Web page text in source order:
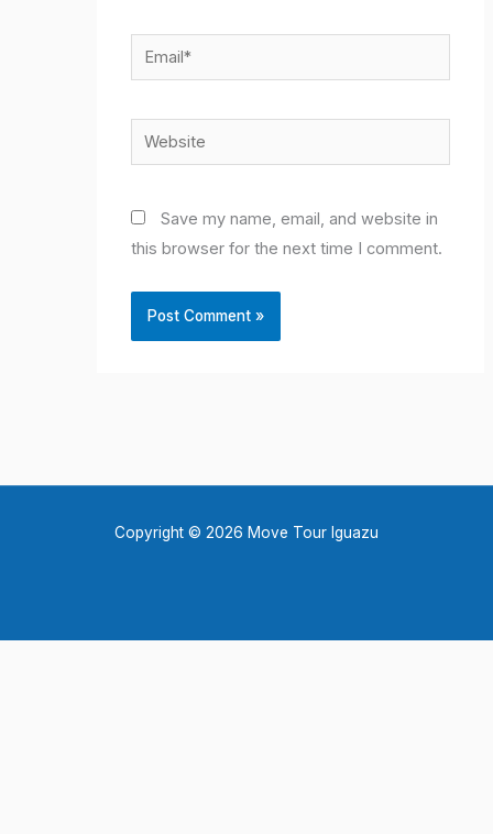
Email*
Website
Save my name, email, and website in
this browser for the next time I comment.
Copyright © 2026 Move Tour Iguazu